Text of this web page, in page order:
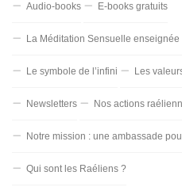
Audio-books E-books gratuits
La Méditation Sensuelle enseignée
Le symbole de l’infini Les
Newsletters Nos actions
Notre mission : une ambassade
Qui sont les Raéliens ?